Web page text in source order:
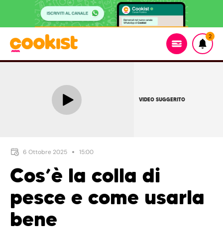
2
VIDEO SUGGERITO
6 Ottobre 2025 15:00
Cos’è la colla di
pesce e come usarla
bene